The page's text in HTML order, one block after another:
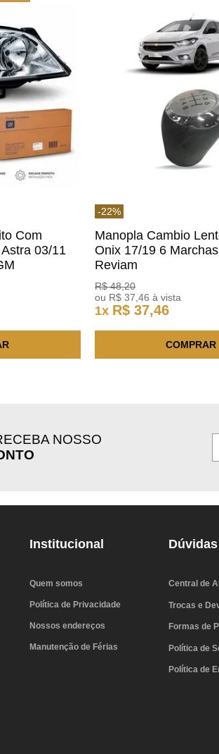
Com
03/11
-22%
Manopla Cambio
Onix 17/19 6
Reviam
R$ 48,20
ou R$ 37 ,46 à vista
1x R$ 37,46
COMPRAR
NOSSO
Institucional
Quem somos
Política de Privacidade
Nossos endereços
Manutenção de Férias
Dúvidas
Central de
Trocas e
Formas de
Política de
Política de